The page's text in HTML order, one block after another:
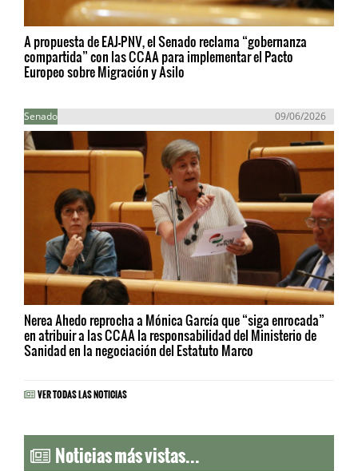
A propuesta de EAJ-PNV, el Senado reclama “gobernanza
compartida” con las CCAA para implementar el Pacto
Europeo sobre Migración y Asilo
Senado 09/06/2026
Nerea Ahedo reprocha a Mónica García que “siga enrocada”
en atribuir a las CCAA la responsabilidad del Ministerio de
Sanidad en la negociación del Estatuto Marco
VER TODAS LAS NOTICIAS
Noticias más vistas...